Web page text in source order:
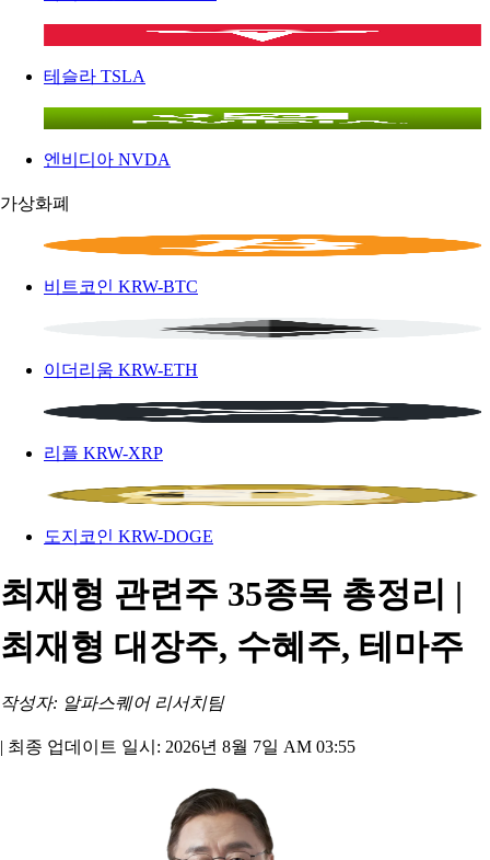
테슬라 TSLA
엔비디아 NVDA
가상화폐
비트코인 KRW-BTC
이더리움 KRW-ETH
리플 KRW-XRP
도지코인 KRW-DOGE
최재형 관련주 35종목 총정리 |
최재형 대장주, 수혜주, 테마주
작성자: 알파스퀘어 리서치팀
| 최종 업데이트 일시: 2026년 8월 7일 AM 03:55